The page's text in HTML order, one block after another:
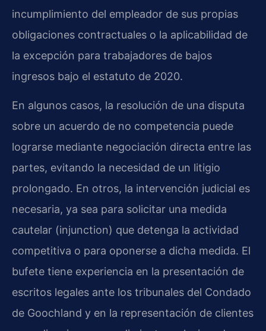
incumplimiento del empleador de sus propias
obligaciones contractuales o la aplicabilidad de
la excepción para trabajadores de bajos
ingresos bajo el estatuto de 2020.
En algunos casos, la resolución de una disputa
sobre un acuerdo de no competencia puede
lograrse mediante negociación directa entre las
partes, evitando la necesidad de un litigio
prolongado. En otros, la intervención judicial es
necesaria, ya sea para solicitar una medida
cautelar (injunction) que detenga la actividad
competitiva o para oponerse a dicha medida. El
bufete tiene experiencia en la presentación de
escritos legales ante los tribunales del Condado
de Goochland y en la representación de clientes